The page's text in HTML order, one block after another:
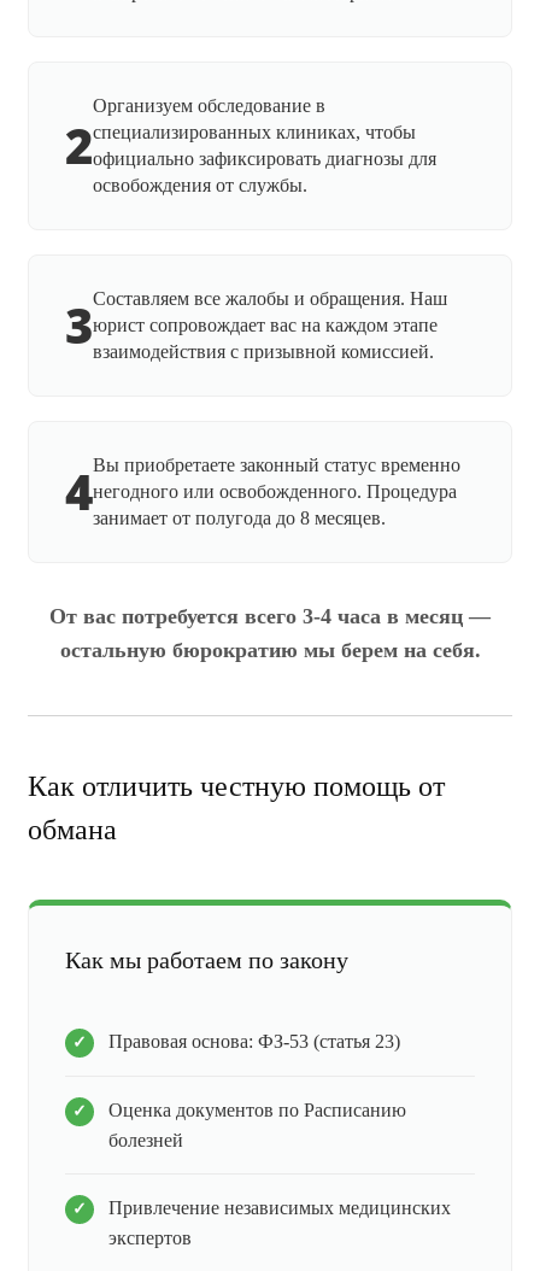
2
Организуем обследование в
специализированных клиниках, чтобы
официально зафиксировать диагнозы для
освобождения от службы.
3Составляем все жалобы и обращения. Наш
юрист сопровождает вас на каждом этапе
взаимодействия с призывной комиссией.
4Вы приобретаете законный статус временно
негодного или освобожденного. Процедура
занимает от полугода до 8 месяцев.
От вас потребуется всего 3-4 часа в месяц —
остальную бюрократию мы берем на себя.
Как отличить честную помощь от
обмана
Как мы работаем по закону
Правовая основа: ФЗ-53 (статья 23)
Оценка документов по Расписанию
болезней
Привлечение независимых медицинских
экспертов